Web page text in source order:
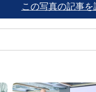
この写真の記事を